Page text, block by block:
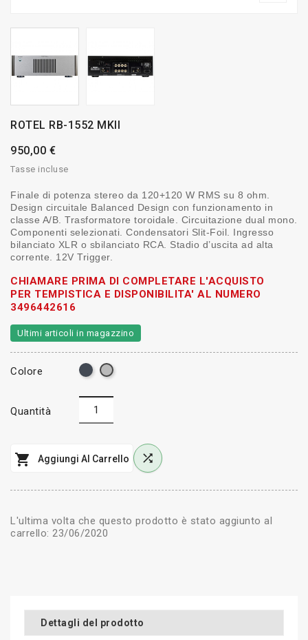
ROTEL RB-1552 MKII
950,00 €
Tasse incluse
Finale di potenza stereo da 120+120 W RMS su 8 ohm.
Design circuitale Balanced Design con funzionamento in
classe A/B. Trasformatore toroidale. Circuitazione dual mono.
Componenti selezionati. Condensatori Slit-Foil. Ingresso
bilanciato XLR o sbilanciato RCA. Stadio d’uscita ad alta
corrente. 12V Trigger.
CHIAMARE PRIMA DI COMPLETARE L'ACQUISTO
PER TEMPISTICA E DISPONIBILITA' AL NUMERO
3496442616
Ultimi articoli in magazzino
Colore Nerogrigio
Quantità
 Aggiungi Al Carrello 
L'ultima volta che questo prodotto è stato aggiunto al
carrello: 23/06/2020
Dettagli del prodotto